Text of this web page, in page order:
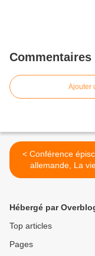
Commentaires
Ajouter
< Conférence épiscopale
allemande, La
monde à venir
Hébergé par
Top articles
Pages